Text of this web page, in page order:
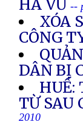
HÀ VŨ--
XÓA
CÔNG
DÂN BỊ
HUẾ:
TỪ SAU